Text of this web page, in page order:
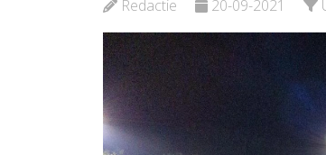
Redactie 20-09-2021
Bekijk de pagina